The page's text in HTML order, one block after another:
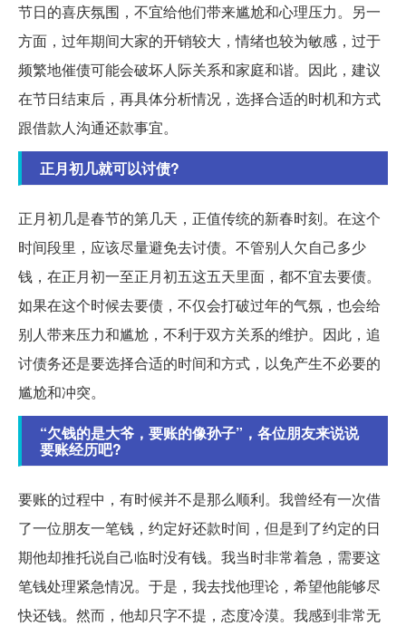
节日的喜庆氛围，不宜给他们带来尴尬和心理压力。另一
方面，过年期间大家的开销较大，情绪也较为敏感，过于
频繁地催债可能会破坏人际关系和家庭和谐。因此，建议
在节日结束后，再具体分析情况，选择合适的时机和方式
跟借款人沟通还款事宜。
正月初几就可以讨债?
正月初几是春节的第几天，正值传统的新春时刻。在这个
时间段里，应该尽量避免去讨债。不管别人欠自己多少
钱，在正月初一至正月初五这五天里面，都不宜去要债。
如果在这个时候去要债，不仅会打破过年的气氛，也会给
别人带来压力和尴尬，不利于双方关系的维护。因此，追
讨债务还是要选择合适的时间和方式，以免产生不必要的
尴尬和冲突。
“欠钱的是大爷，要账的像孙子”，各位朋友来说说
要账经历吧?
要账的过程中，有时候并不是那么顺利。我曾经有一次借
了一位朋友一笔钱，约定好还款时间，但是到了约定的日
期他却推托说自己临时没有钱。我当时非常着急，需要这
笔钱处理紧急情况。于是，我去找他理论，希望他能够尽
快还钱。然而，他却只字不提，态度冷漠。我感到非常无